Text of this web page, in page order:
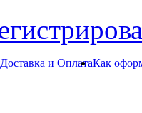
Доставка и ОплатаКак